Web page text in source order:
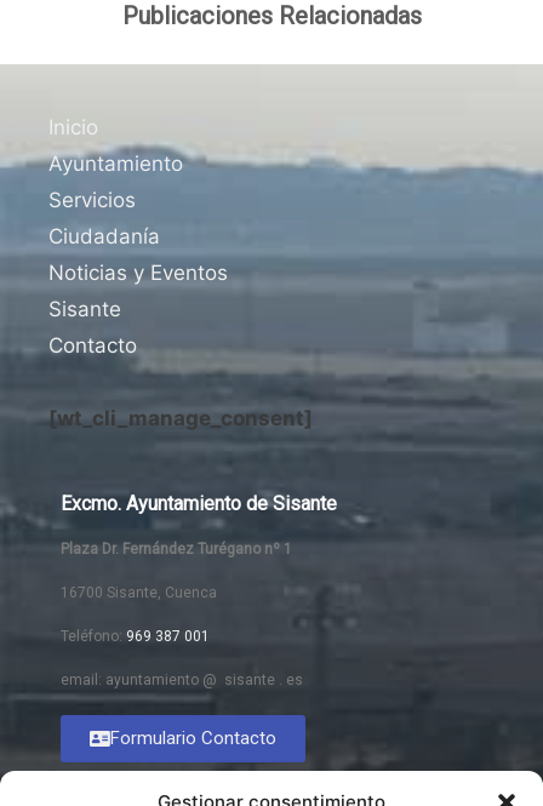
Publicaciones Relacionadas
Inicio
Ayuntamiento
Servicios
Ciudadanía
Noticias y Eventos
Sisante
Contacto
[wt_cli_manage_consent]
Excmo. Ayuntamiento de Sisante
Plaza Dr. Fernández Turégano nº 1
16700 Sisante, Cuenca
Teléfono: 969 387 001
email: ayuntamiento @ sisante . es
Formulario Contacto